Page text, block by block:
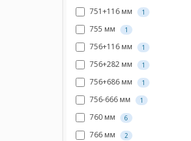
751+116 мм 1
755 мм 1
756+116 мм 1
756+282 мм 1
756+686 мм 1
756-666 мм 1
760 мм 6
766 мм 2